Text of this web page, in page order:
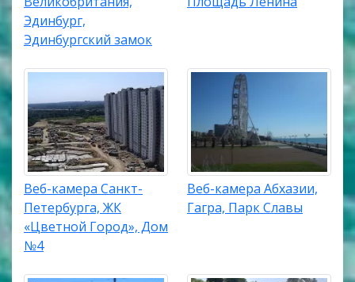
Эдинбург,
Эдинбургский замок
Веб-камера Санкт-
Петербурга, ЖК
«Цветной Город», Дом
№4
Веб-камера Абхазии,
Гагра, Парк Славы